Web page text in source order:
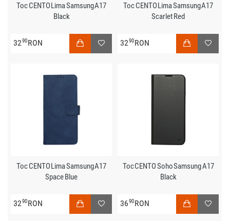
Toc CENTO Lima Samsung A17
Black
3290RON
Toc CENTO Lima Samsung A17
Scarlet Red
3290RON
Toc CENTO Lima Samsung A17
Space Blue
3290RON
Toc CENTO Soho Samsung A17
Black
3690RON